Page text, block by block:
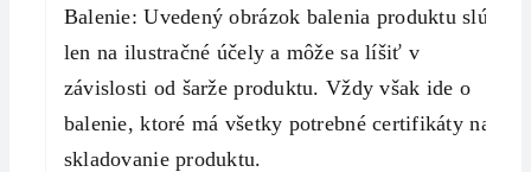
Balenie: Uvedený obrázok balenia produktu slúži
len na ilustračné účely a môže sa líšiť v
závislosti od šarže produktu. Vždy však ide o
balenie, ktoré má všetky potrebné certifikáty na
skladovanie produktu.